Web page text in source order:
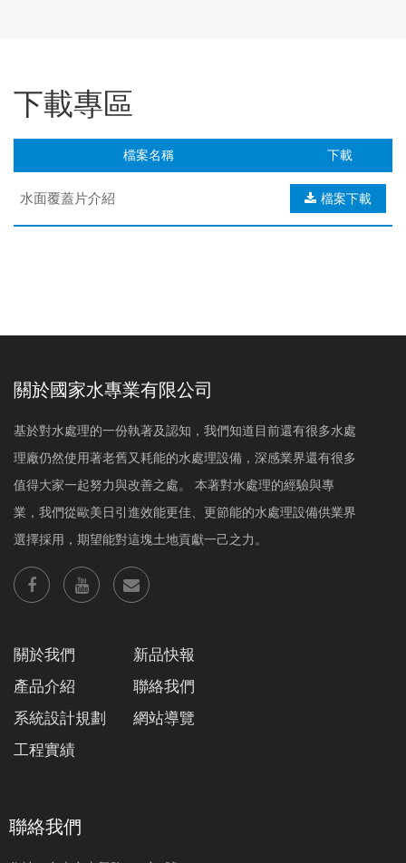
下載專區
檔案名稱 下載
水面覆蓋片介紹 檔案下載
關於國家水專業有限公司
基於對水處理的一份執著及認知，我們知道目前還有很多水處
理廠仍然使用著老舊又耗能的水處理設備，深感業界還有很多
值得大家一起努力與改善之處。 本著對水處理的經驗與專
業，我們從歐美日引進效能更佳、更節能的水處理設備供業界
選擇採用，期望能對這塊土地貢獻一己之力。
關於我們
產品介紹
系統設計規劃
工程實績
新品快報
聯絡我們
網站導覽
聯絡我們